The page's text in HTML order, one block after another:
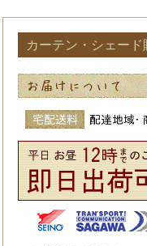
カーテン・シェー